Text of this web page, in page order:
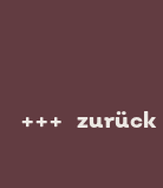
zurück